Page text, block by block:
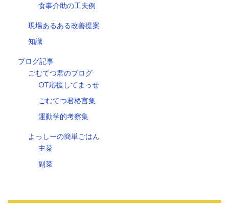
食事介助の工夫例
現場あるある改善提案
知識
ブログ記事
ごむてつ君のブログ
OT応援してまっせ
ごむてつ君格言集
運動学的考察集
よっしーの簡単ごはん
主菜
副菜